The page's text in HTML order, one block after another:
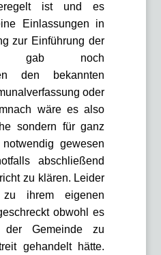
ist und es
Einlassungen in
zur Einführung der
gab noch
den bekannten
oder
wäre es also
sondern für ganz
gewesen
abschließend
zu klären. Leider
ihrem eigenen
obwohl es
Gemeinde zu
gehandelt hätte.